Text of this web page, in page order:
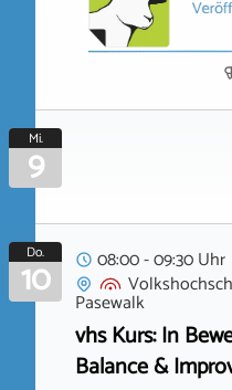
Mi.
9
Do.
10
08:00 - 09:30 Uhr
Pasewalk
vhs Kurs: In
Balance &